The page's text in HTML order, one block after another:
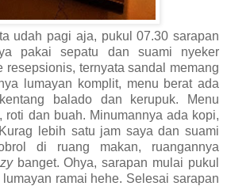
udah pagi aja, pukul 07.30 sarapan
pakai sepatu dan suami nyeker
resepsionis, ternyata sandal memang
lumayan komplit, menu berat ada
balado dan kerupuk. Menu
roti dan buah. Minumannya ada kopi,
lebih satu jam saya dan suami
di ruang makan, ruangannya
banget. Ohya, sarapan mulai pukul
ramai hehe. Selesai sarapan